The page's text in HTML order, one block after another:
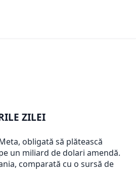
ZILEI
obligată să plătească
un miliard de dolari amendă.
comparată cu o sursă de